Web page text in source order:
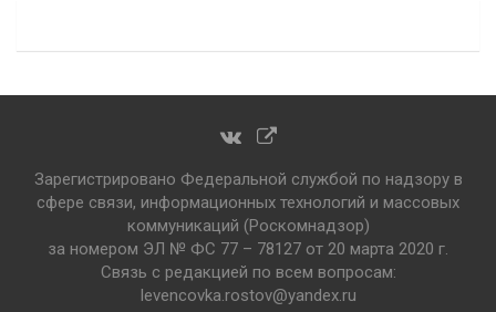
Зарегистрировано Федеральной службой по надзору в
сфере связи, информационных технологий и массовых
коммуникаций (Роскомнадзор)
за номером ЭЛ № ФС 77 – 78127 от 20 марта 2020 г.
Связь с редакцией по всем вопросам:
levencovka.rostov@yandex.ru